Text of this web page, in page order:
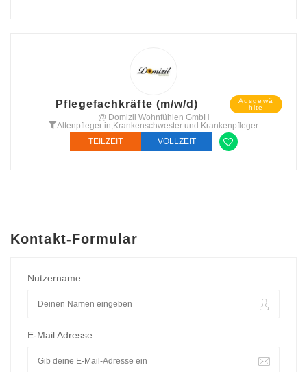
Pflegefachkräfte (m/w/d)
Ausgewä
hlte
@ Domizil Wohnfühlen GmbH
Altenpfleger:in,Krankenschwester und Krankenpfleger
TEILZEIT
VOLLZEIT
Kontakt-Formular
Nutzername:
E-Mail Adresse: